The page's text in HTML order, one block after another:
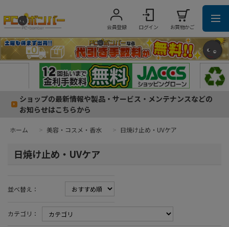
会員登録 ログイン お買物かご
ショップの最新情報や製品・サービス・メンテナンスなどの
お知らせはこちらから
ホーム > 美容・コスメ・香水 > 日焼け止め・UVケア
日焼け止め・UVケア
並べ替え：
カテゴリ：